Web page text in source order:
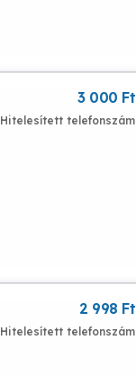
3 000 Ft
Hitelesített telefonszám
2 998 Ft
Hitelesített telefonszám